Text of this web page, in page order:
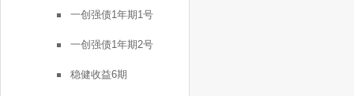
一创强债1年期1号
一创强债1年期2号
稳健收益6期